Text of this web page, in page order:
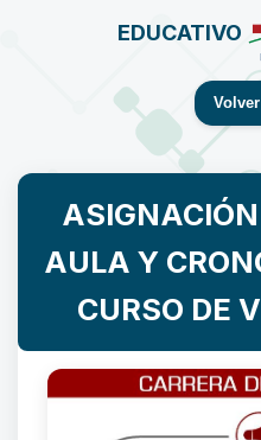
EDUCATIVO
AULA Y
CURSO DE